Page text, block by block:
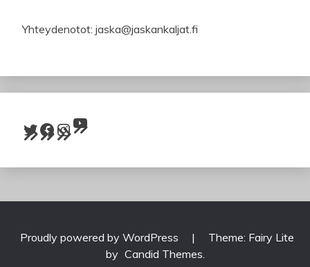
Yhteydenotot: jaska@jaskankaljat.fi
Twitter Facebook InstagramYouTube
Proudly powered by WordPress |
Theme: Fairy Lite
by Candid Themes